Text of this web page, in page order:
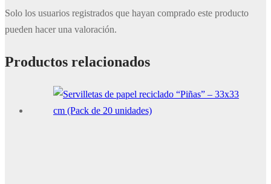
Solo los usuarios registrados que hayan comprado este producto
pueden hacer una valoración.
Productos relacionados